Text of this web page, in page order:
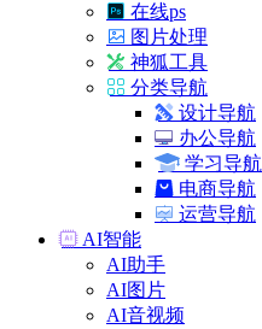
在线ps
图片处理
神狐工具
分类导航
设计导航
办公导航
学习导航
电商导航
运营导航
AI智能
AI助手
AI图片
AI音视频